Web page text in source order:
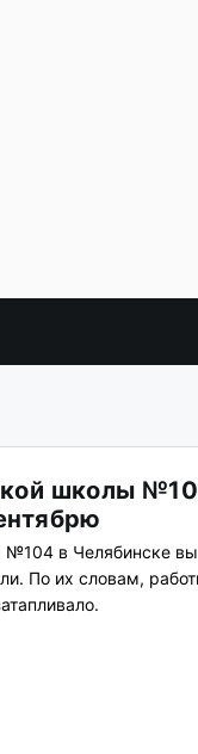
школы
№104 в Челябинске
По их словам,